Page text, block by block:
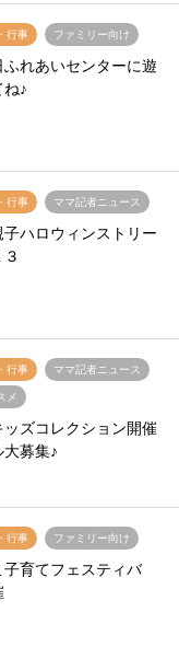
行事 ファミリー向け
ふれあいセンターに遊
♪
行事 ママ記者ニュース
子ハロウィンストリー
３
行事 ママ記者ニュース
メ
ッズコレクション開催
募集♪
行事 ファミリー向け
子育てフェスティバ